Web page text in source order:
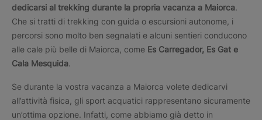
dedicarsi al trekking durante la propria vacanza a Maiorca.
Che si tratti di trekking con guida o escursioni autonome, i
percorsi sono molto ben segnalati e alcuni sentieri conducono
alle cale più belle di Maiorca, come Es Carregador, Es Gat e
Cala Mesquida.
Se durante la vostra vacanza a Maiorca volete dedicarvi
all’attività fisica, gli sport acquatici rappresentano sicuramente
un’ottima opzione. Infatti, come abbiamo già detto in